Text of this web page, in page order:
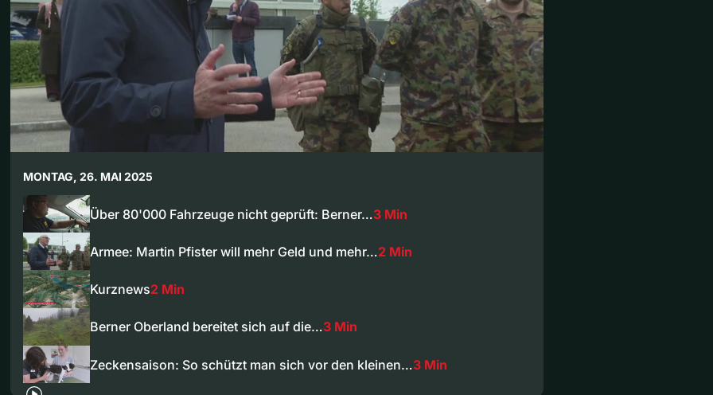
MONTAG, 26. MAI 2025
Über 80'000 Fahrzeuge nicht geprüft: Berner…3 Min
Armee: Martin Pfister will mehr Geld und mehr…2 Min
Kurznews2 Min
Berner Oberland bereitet sich auf die…3 Min
Zeckensaison: So schützt man sich vor den kleinen…3 Min